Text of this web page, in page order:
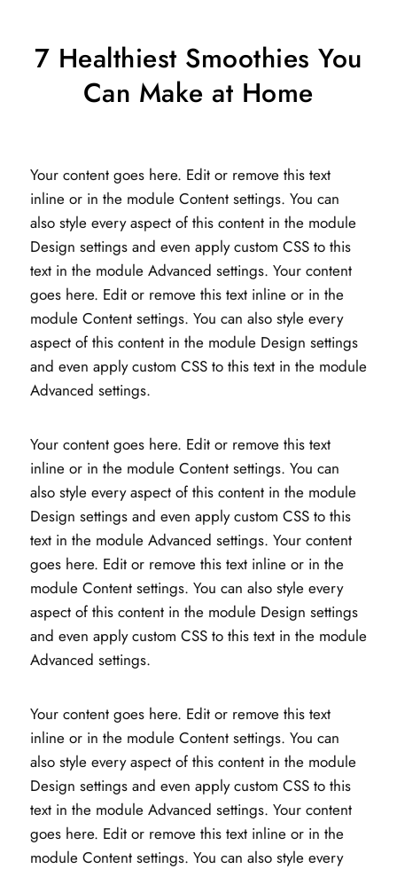
7 Healthiest Smoothies You
Can Make at Home
Your content goes here. Edit or remove this text
inline or in the module Content settings. You can
also style every aspect of this content in the module
Design settings and even apply custom CSS to this
text in the module Advanced settings. Your content
goes here. Edit or remove this text inline or in the
module Content settings. You can also style every
aspect of this content in the module Design settings
and even apply custom CSS to this text in the module
Advanced settings.
Your content goes here. Edit or remove this text
inline or in the module Content settings. You can
also style every aspect of this content in the module
Design settings and even apply custom CSS to this
text in the module Advanced settings. Your content
goes here. Edit or remove this text inline or in the
module Content settings. You can also style every
aspect of this content in the module Design settings
and even apply custom CSS to this text in the module
Advanced settings.
Your content goes here. Edit or remove this text
inline or in the module Content settings. You can
also style every aspect of this content in the module
Design settings and even apply custom CSS to this
text in the module Advanced settings. Your content
goes here. Edit or remove this text inline or in the
module Content settings. You can also style every